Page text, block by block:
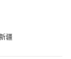
疆